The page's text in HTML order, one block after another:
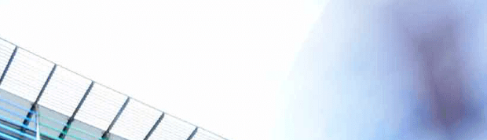
& Andrologie
Schuhtechnik